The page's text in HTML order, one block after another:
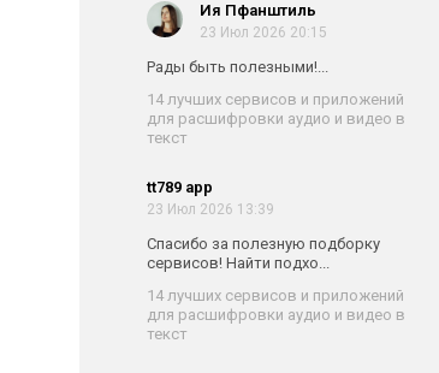
Ия Пфанштиль
23 Июл 2026 20:15
Рады быть полезными!...
14 лучших сервисов и приложений
для расшифровки аудио и видео в
текст
tt789 app
23 Июл 2026 13:39
Спасибо за полезную подборку
сервисов! Найти подхо...
14 лучших сервисов и приложений
для расшифровки аудио и видео в
текст